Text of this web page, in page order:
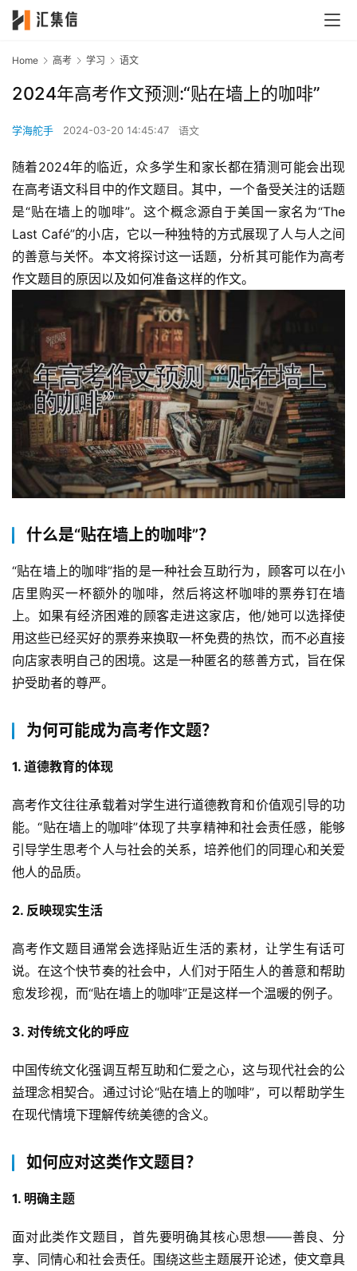
Home 高考 学习 语文
2024年高考作文预测:“贴在墙上的咖啡”
学海舵手 2024-03-20 14:45:47 语文
随着2024年的临近，众多学生和家长都在猜测可能会出现
在高考语文科目中的作文题目。其中，一个备受关注的话题
是“贴在墙上的咖啡”。这个概念源自于美国一家名为“The
Last Café”的小店，它以一种独特的方式展现了人与人之间
的善意与关怀。本文将探讨这一话题，分析其可能作为高考
作文题目的原因以及如何准备这样的作文。
什么是“贴在墙上的咖啡”？
“贴在墙上的咖啡”指的是一种社会互助行为，顾客可以在小
店里购买一杯额外的咖啡，然后将这杯咖啡的票券钉在墙
上。如果有经济困难的顾客走进这家店，他/她可以选择使
用这些已经买好的票券来换取一杯免费的热饮，而不必直接
向店家表明自己的困境。这是一种匿名的慈善方式，旨在保
护受助者的尊严。
为何可能成为高考作文题？
1. 道德教育的体现
高考作文往往承载着对学生进行道德教育和价值观引导的功
能。“贴在墙上的咖啡”体现了共享精神和社会责任感，能够
引导学生思考个人与社会的关系，培养他们的同理心和关爱
他人的品质。
2. 反映现实生活
高考作文题目通常会选择贴近生活的素材，让学生有话可
说。在这个快节奏的社会中，人们对于陌生人的善意和帮助
愈发珍视，而“贴在墙上的咖啡”正是这样一个温暖的例子。
3. 对传统文化的呼应
中国传统文化强调互帮互助和仁爱之心，这与现代社会的公
益理念相契合。通过讨论“贴在墙上的咖啡”，可以帮助学生
在现代情境下理解传统美德的含义。
如何应对这类作文题目？
1. 明确主题
面对此类作文题目，首先要明确其核心思想——善良、分
享、同情心和社会责任。围绕这些主题展开论述，使文章具